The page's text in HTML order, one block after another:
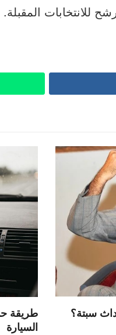
للانتخابات المقبلة.
سبتة؟
طريقة
السيارة